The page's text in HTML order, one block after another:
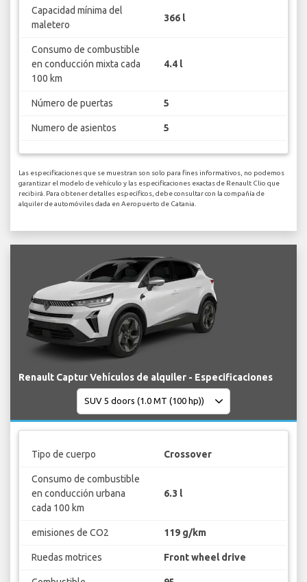
Capacidad mínima del
maletero
366 l
Consumo de combustible
en conducción mixta cada
100 km
4.4 l
Número de puertas 5
Numero de asientos 5
Las especificaciones que se muestran son solo para fines informativos, no podemos
garantizar el modelo de vehículo y las especificaciones exactas de Renault Clio que
recibirá. Para obtener detalles específicos, debe consultar con la compañía de
alquiler de automóviles dada en Aeropuerto de Catania.
Renault Captur Vehículos de alquiler - Especificaciones
Tipo de cuerpo Crossover
Consumo de combustible
en conducción urbana
cada 100 km
6.3 l
emisiones de CO2 119 g/km
Ruedas motrices Front wheel drive